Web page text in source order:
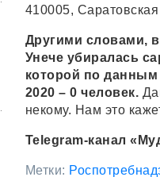
410005,
Другими словами,
Унече убиралась
которой по данным
2020 – 0 человек.
некому. Нам это
Telegram-канал
Метки: